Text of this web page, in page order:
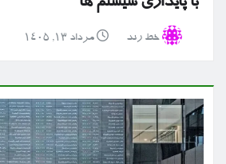
خط رند مرداد ۱۳, ۱۴۰۵